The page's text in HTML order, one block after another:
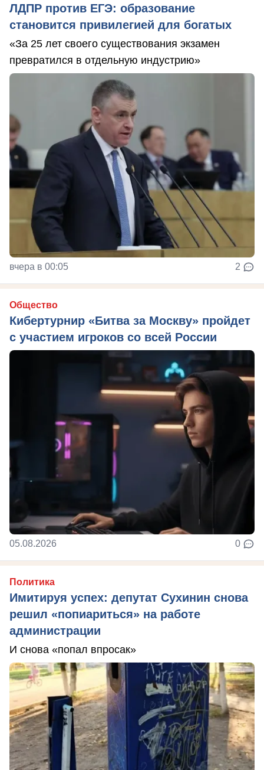
ЛДПР против ЕГЭ: образование
становится привилегией для богатых
«За 25 лет своего существования экзамен
превратился в отдельную индустрию»
вчера в 00:05 2
Общество
Кибертурнир «Битва за Москву» пройдет
с участием игроков со всей России
05.08.2026 0
Политика
Имитируя успех: депутат Сухинин снова
решил «попиариться» на работе
администрации
И снова «попал впросак»